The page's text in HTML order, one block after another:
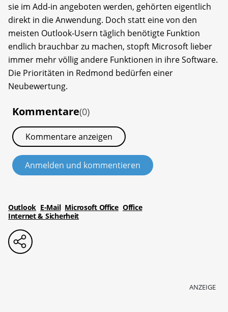
sie im Add-in angeboten werden, gehörten eigentlich
direkt in die Anwendung. Doch statt eine von den
meisten Outlook-Usern täglich benötigte Funktion
endlich brauchbar zu machen, stopft Microsoft lieber
immer mehr völlig andere Funktionen in ihre Software.
Die Prioritäten in Redmond bedürfen einer
Neubewertung.
Kommentare(0)
Kommentare anzeigen
Anmelden und kommentieren
Outlook E-Mail Microsoft Office Office
Internet & Sicherheit
ANZEIGE